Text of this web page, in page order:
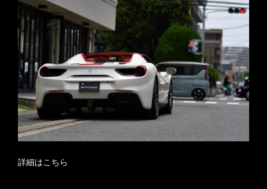
詳細はこちら